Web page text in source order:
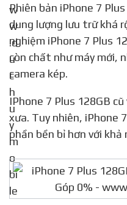
Phiên bản iPhone 7 Plus 128GB cũ like new sở hữu
dung lượng lưu trữ khá
nghiệm iPhone 7 Plus
còn chất như máy mới,
camera kép.
IPhone 7 Plus 128GB cũ vẫn mang dấp dáng người
xưa. Tuy nhiên, iPhone
phần bền bỉ hơn với khả